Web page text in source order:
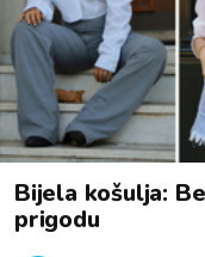
Bijela košulja:
prigodu